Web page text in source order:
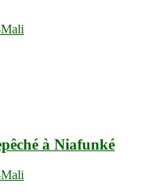
à Niafunké